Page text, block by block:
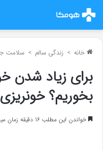
خانه > زندگی سالم > سلامت
برای زیاد شدن
بخوریم؟
خواندن این مطلب 16 دقیقه زمان میبرد